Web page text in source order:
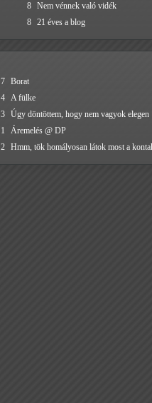
8 Nem vénnek való vidék
8 21 éves a blog
7 Borat
4 A fülke
3 Úgy döntöttem, hogy nem vagyok elegen
1
Áremelés @ DP
2 Hmm, tök homályosan látok most a